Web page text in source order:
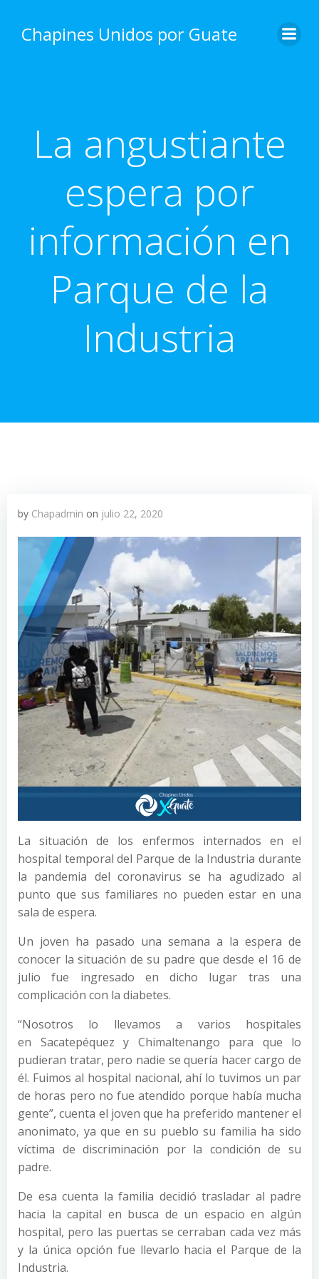
content
Chapines Unidos por Guate
La angustiante
espera por
información en
Parque de la
Industria
by Chapadmin on julio 22, 2020
La situación de los enfermos internados en el
hospital temporal del Parque de la Industria durante
la pandemia del coronavirus se ha agudizado al
punto que sus familiares no pueden estar en una
sala de espera.
Un joven ha pasado una semana a la espera de
conocer la situación de su padre que desde el 16 de
julio fue ingresado en dicho lugar tras una
complicación con la diabetes.
“Nosotros lo llevamos a varios hospitales
en Sacatepéquez y Chimaltenango para que lo
pudieran tratar, pero nadie se quería hacer cargo de
él. Fuimos al hospital nacional, ahí lo tuvimos un par
de horas pero no fue atendido porque había mucha
gente”, cuenta el joven que ha preferido mantener el
anonimato, ya que en su pueblo su familia ha sido
víctima de discriminación por la condición de su
padre.
De esa cuenta la familia decidió trasladar al padre
hacia la capital en busca de un espacio en algún
hospital, pero las puertas se cerraban cada vez más
y la única opción fue llevarlo hacia el Parque de la
Industria.